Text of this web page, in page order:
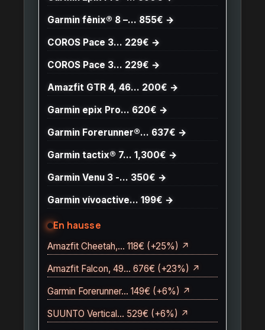
Garmin fēnix® 8 –… 855€ →
COROS Pace 3… 229€ →
COROS Pace 3… 229€ →
Amazfit GTR 4, 46… 200€ →
Garmin epix Pro… 620€ →
Garmin Forerunner®… 637€ →
Garmin tactix® 7… 1,300€ →
Garmin Venu 3 -… 350€ →
Garmin vívoactive… 199€ →
En hausse
Amazfit Cheetah,… 118€ (+25%) ↗
Amazfit Falcon, 49… 676€ (+23%) ↗
Garmin Forerunner… 149€ (+6%) ↗
SUUNTO Vertical… 529€ (+6%) ↗